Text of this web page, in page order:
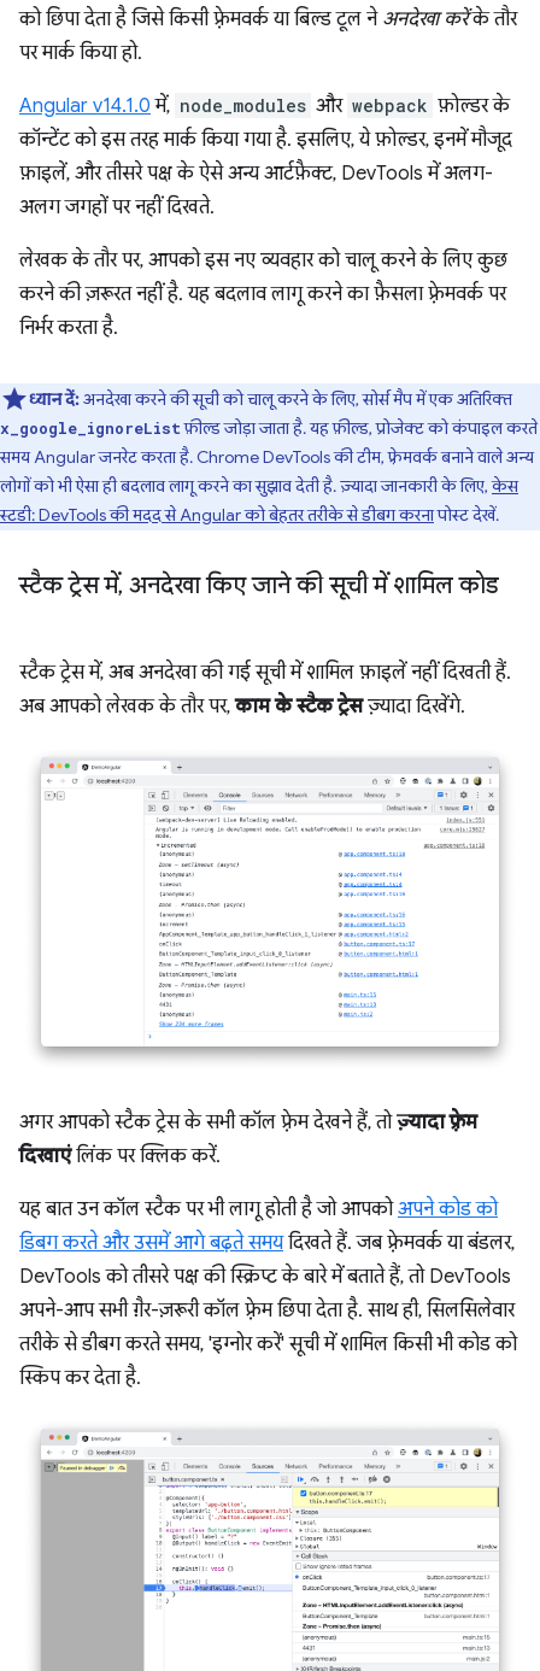
को छिपा देता है जिसे किसी फ़्रेमवर्क या बिल्ड टूल ने अनदेखा करेंके तौर
पर मार्क किया हो.
Angular v14.1.0 में, node_modules और webpack फ़ोल्डर के
कॉन्टेंट को इस तरह मार्क किया गया है. इसलिए, ये फ़ोल्डर, इनमें मौजूद
फ़ाइलें, और तीसरे पक्ष के ऐसे अन्य आर्टफ़ैक्ट, DevTools में अलग-
अलग जगहों पर नहीं दिखते.
लेखक के तौर पर, आपको इस नए व्यवहार को चालू करने के लिए कुछ
करने की ज़रूरत नहीं है. यह बदलाव लागू करने का फ़ैसला फ़्रेमवर्क पर
निर्भर करता है.
ध्यान दें:अनदेखा करने की सूची को चालू करने के लिए, सोर्स मैप में एक अतिरिक्त
x_google_ignoreListफ़ील्ड जोड़ा जाता है. यह फ़ील्ड, प्रोजेक्ट को कंपाइल करते
समय Angular जनरेट करता है. Chrome DevTools की टीम, फ़्रेमवर्क बनाने वाले अन्य
लोगों को भी ऐसा ही बदलाव लागू करने का सुझाव देती है. ज़्यादा जानकारी के लिए,केस
स्टडी: DevTools की मदद से Angular को बेहतर तरीके से डीबग करनापोस्ट देखें.
स्टैक ट्रेस में, अनदेखा किए जाने की सूची में शामिल कोड
स्टैक ट्रेस में, अब अनदेखा की गई सूची में शामिल फ़ाइलें नहीं दिखती हैं.
अब आपको लेखक के तौर पर,काम के स्टैक ट्रेसज़्यादा दिखेंगे.
अगर आपको स्टैक ट्रेस के सभी कॉल फ़्रेम देखने हैं, तोज़्यादा फ़्रेम
दिखाएंलिंक पर क्लिक करें.
यह बात उन कॉल स्टैक पर भी लागू होती है जो आपकोअपने कोड को
डिबग करते और उसमें आगे बढ़ते समयदिखते हैं. जब फ़्रेमवर्क या बंडलर,
DevTools को तीसरे पक्ष की स्क्रिप्ट के बारे में बताते हैं, तो DevTools
अपने-आप सभी ग़ैर-ज़रूरी कॉल फ़्रेम छिपा देता है. साथ ही, सिलसिलेवार
तरीके से डीबग करते समय, 'इग्नोर करें' सूची में शामिल किसी भी कोड को
स्किप कर देता है.